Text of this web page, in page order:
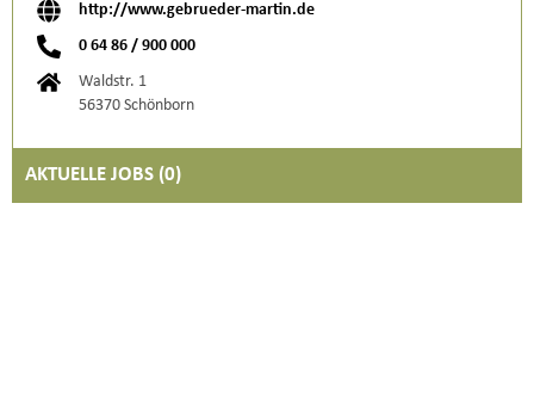
http://www.gebrueder-martin.de
0 64 86 / 900 000
Waldstr. 1
56370 Schönborn
AKTUELLE JOBS (0)